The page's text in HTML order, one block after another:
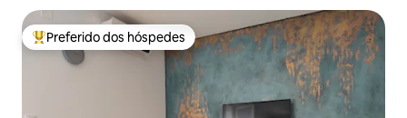
Entre os melhores preferidos dos hóspedes
Preferido dos hóspedes